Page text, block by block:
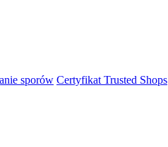
sporów Certyfikat Trusted Shops